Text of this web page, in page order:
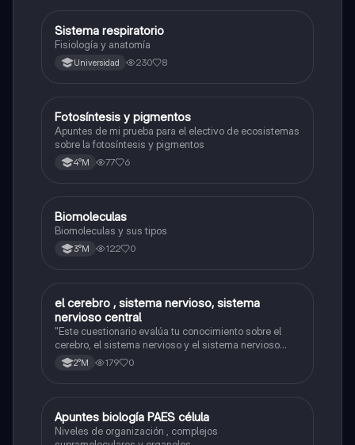
Biología
Sistema respiratorio
Fisiología y anatomía
Universidad 230 8
Biología
Fotosíntesis y pigmentos
Apuntes de mi prueba para el electivo de ecosistemas
sobre la fotosíntesis y pigmentos
4°M 77 6
Biología
Biomoleculas
Biomoleculas y sus tipos
3°M 122 0
Biología
el cerebro , sistema nervioso, sistema
nervioso central
"Este cuestionario evalúa tu conocimiento sobre el
cerebro, el sistema nervioso y el sistema nervioso
central."
2°M 179 0
Biología
Apuntes biología PAES célula
Niveles de organización , complejos